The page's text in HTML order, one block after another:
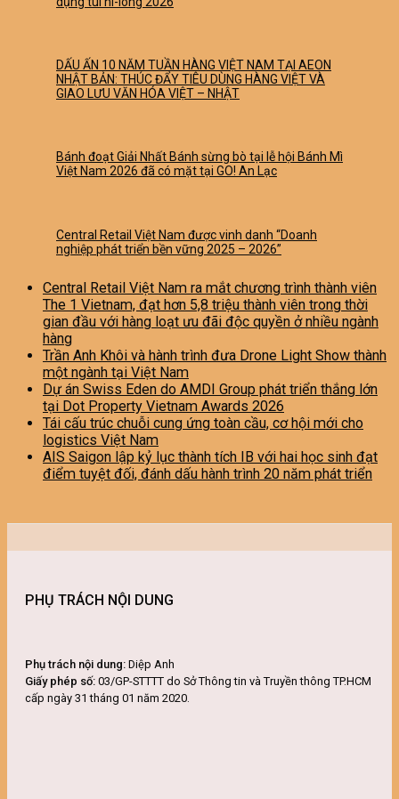
DẤU ẤN 10 NĂM TUẦN HÀNG VIỆT NAM TẠI AEON
NHẬT BẢN: THÚC ĐẨY TIÊU DÙNG HÀNG VIỆT VÀ
GIAO LƯU VĂN HÓA VIỆT – NHẬT
Bánh đoạt Giải Nhất Bánh sừng bò tại lễ hội Bánh Mì
Việt Nam 2026 đã có mặt tại GO! An Lạc
Central Retail Việt Nam được vinh danh “Doanh
nghiệp phát triển bền vững 2025 – 2026”
Central Retail Việt Nam ra mắt chương trình thành viên
The 1 Vietnam, đạt hơn 5,8 triệu thành viên trong thời
gian đầu với hàng loạt ưu đãi độc quyền ở nhiều ngành
hàng
Trần Anh Khôi và hành trình đưa Drone Light Show thành
một ngành tại Việt Nam
Dự án Swiss Eden do AMDI Group phát triển thắng lớn
tại Dot Property Vietnam Awards 2026
Tái cấu trúc chuỗi cung ứng toàn cầu, cơ hội mới cho
logistics Việt Nam
AIS Saigon lập kỷ lục thành tích IB với hai học sinh đạt
điểm tuyệt đối, đánh dấu hành trình 20 năm phát triển
PHỤ TRÁCH NỘI DUNG
Phụ trách nội dung: Diệp Anh
Giấy phép số: 03/GP-STTTT do Sở Thông tin và Truyền thông TP.HCM
cấp ngày 31 tháng 01 năm 2020.